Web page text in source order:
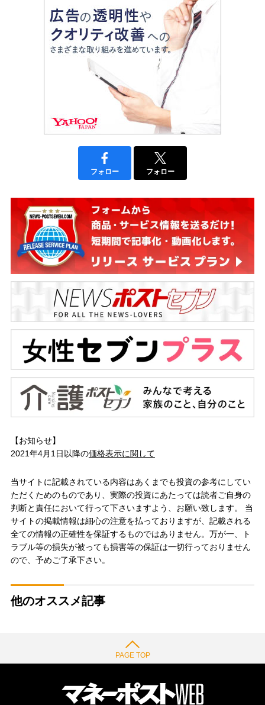
フォロー フォロー
【お知らせ】
2021年4月1日以降の価格表示に関して
当サイトに記載されている内容はあくまでも投資の参考にしてい
ただくためのものであり、実際の投資にあたっては読者ご自身の
判断と責任において行って下さいますよう、お願い致します。 当
サイトの掲載情報は細心の注意を払っておりますが、記載される
全ての情報の正確性を保証するものではありません。万が一、ト
ラブル等の損失が被っても損害等の保証は一切行っておりません
ので、予めご了承下さい。
他のオススメ記事
PAGE TOP